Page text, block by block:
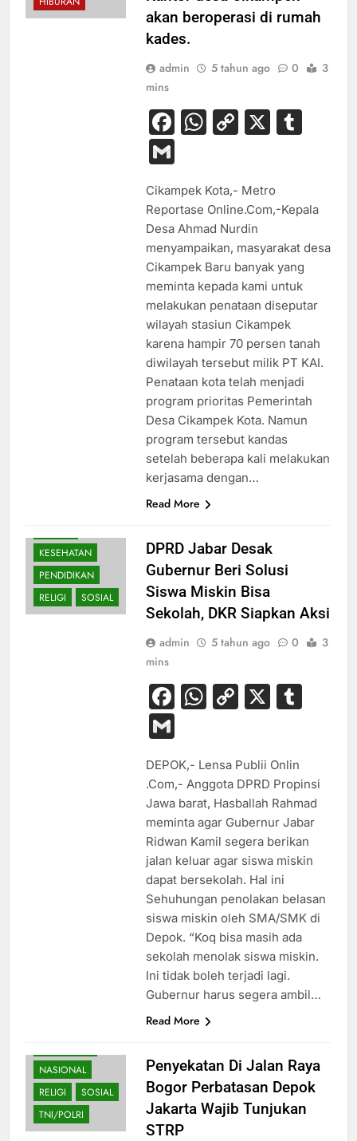
akan beroperasi di rumah
kades.
admin 5 tahun ago 0
3
mins
Facebook
WhatsApp
Copy
X
Gmail
Cikampek Kota,- Metro
Reportase Online.Com,-Kepala
Desa Ahmad Nurdin
menyampaikan, masyarakat desa
Cikampek Baru banyak yang
meminta kepada kami untuk
melakukan penataan diseputar
wilayah stasiun Cikampek
karena hampir 70 persen tanah
diwilayah tersebut milik PT KAI.
Penataan kota telah menjadi
program prioritas Pemerintah
Desa Cikampek Kota. Namun
program tersebut kandas
setelah beberapa kali melakukan
kerjasama dengan…
Read More
KESEHATAN
PENDIDIKAN
RELIGI
SOSIAL
DPRD Jabar Desak
Gubernur Beri Solusi
Siswa Miskin Bisa
Sekolah, DKR Siapkan Aksi
admin 5 tahun ago 0
3
mins
Facebook
WhatsApp
Copy
X
Gmail
DEPOK,- Lensa Publii Onlin
.Com,- Anggota DPRD Propinsi
Jawa barat, Hasballah Rahmad
meminta agar Gubernur Jabar
Ridwan Kamil segera berikan
jalan keluar agar siswa miskin
dapat bersekolah. Hal ini
Sehuhungan penolakan belasan
siswa miskin oleh SMA/SMK di
Depok. “Koq bisa masih ada
sekolah menolak siswa miskin.
Ini tidak boleh terjadi lagi.
Gubernur harus segera ambil…
Read More
NASIONAL
RELIGI
SOSIAL
TNI/POLRI
Penyekatan Di Jalan Raya
Bogor Perbatasan Depok
Jakarta Wajib Tunjukan
STRP